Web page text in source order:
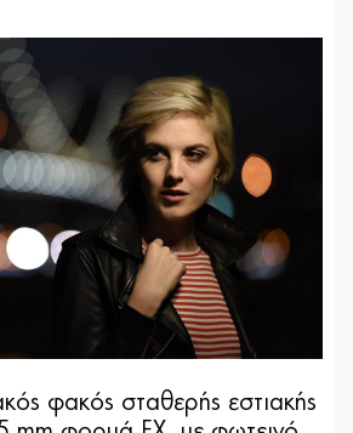
φακός σταθερής εστιακής